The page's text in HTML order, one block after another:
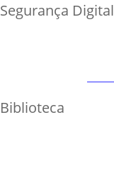
Segurança Digital
Biblioteca